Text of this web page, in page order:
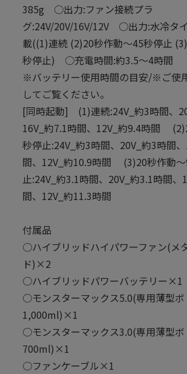
385g ○出力:ファン接続プラ
グ:24V/20V/16V/12V ○出力:水冷タ
載((1)連続 (2)20秒作動～45秒停止
秒停止) ○充電時間:約3.5～4時間
※バッテリー使用時間の目安/※ご使
してご覧ください。
[同時起動] (1)連続:24V_約3時間、
16V_約7.1時間、12V_約9.4時間
秒停止:24V_約3時間、20V_約3時間
間、12V_約10.9時間 (3)20秒作動
止:24V_約3.1時間、20V_約3.1時間、
間、12V_約11.3時間
付属品
○ハイブリッドハイパワーファン(メ
ド)×2
○ハイブリッドパワーバッテリー×1
○モンスターマックス5.0(専用薄型ボ
1,000ml)×1
○モンスターマックス3.0(専用薄型ボ
700ml)×1
○ファンケーブル×1